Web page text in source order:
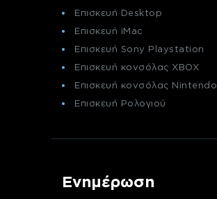
Επισκευή Desktop
Επισκευή iMac
Επισκευή Sony Playstation
Επισκευή κονσόλας XBOX
Επισκευή κονσόλας Nintendo
Επισκευή Ρολογιού
Ενημέρωση